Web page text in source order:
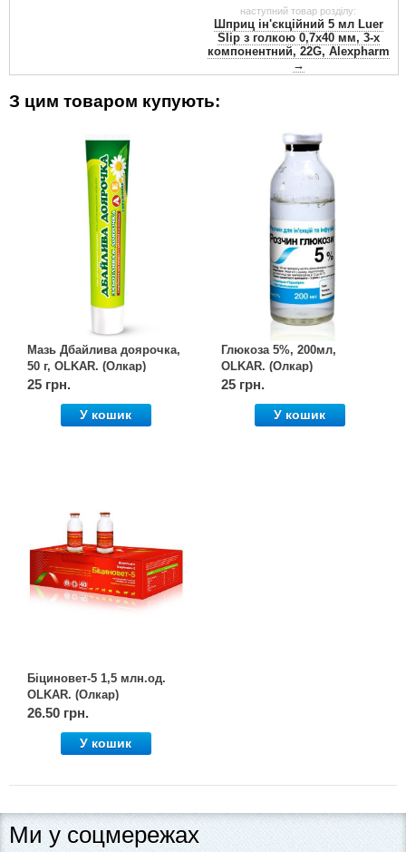
наступний товар розділу:
Шприц ін'єкційний 5 мл Luer
Slip з голкою 0,7х40 мм, 3-х
компонентний, 22G, Alexpharm
→
З цим товаром купують:
Мазь Дбайлива доярочка,
50 г, OLKAR. (Олкар)
25 грн.
У кошик
Глюкоза 5%, 200мл,
OLKAR. (Олкар)
25 грн.
У кошик
Біциновет-5 1,5 млн.од.
OLKAR. (Олкар)
26.50 грн.
У кошик
Ми у соцмережах